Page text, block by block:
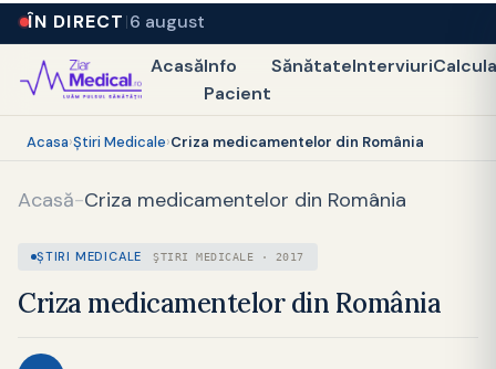
ÎN DIRECT 6 august
AcasăInfo
Pacient
SănătateInterviuri
Acasa›Ştiri Medicale›Criza medicamentelor din România
Acasă-Criza medicamentelor din România
ŞTIRI MEDICALE ŞTIRI MEDICALE · 2017
Criza medicamentelor din România